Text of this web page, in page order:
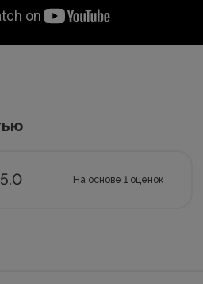
5.0 На основе 1 оценок